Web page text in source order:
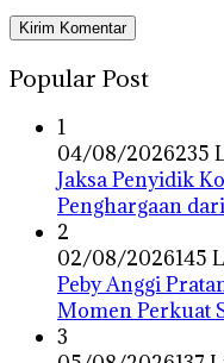
Popular Post
1
04/08/2026235
Jaksa Penyidik
Penghargaan
2
02/08/2026145
Peby Anggi
Momen Perkuat
3